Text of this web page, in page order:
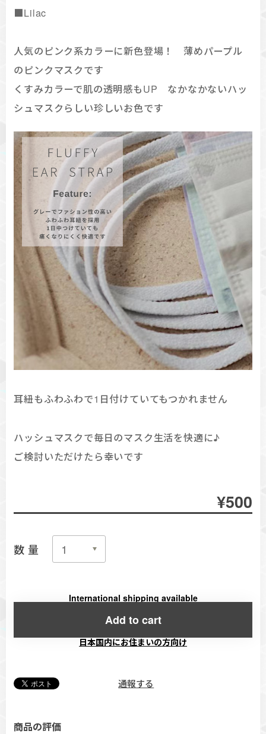
■Lilac
人気のピンク系カラーに新色登場！ 薄めパープル
のピンクマスクです
くすみカラーで肌の透明感もUP なかなかないハッ
シュマスクらしい珍しいお色です
耳紐もふわふわで1日付けていてもつかれません
ハッシュマスクで毎日のマスク生活を快適に♪
ご検討いただけたら幸いです
¥500
数量
International shipping available
Add to cart
日本国内にお住まいの方向け
通報する
商品の評価